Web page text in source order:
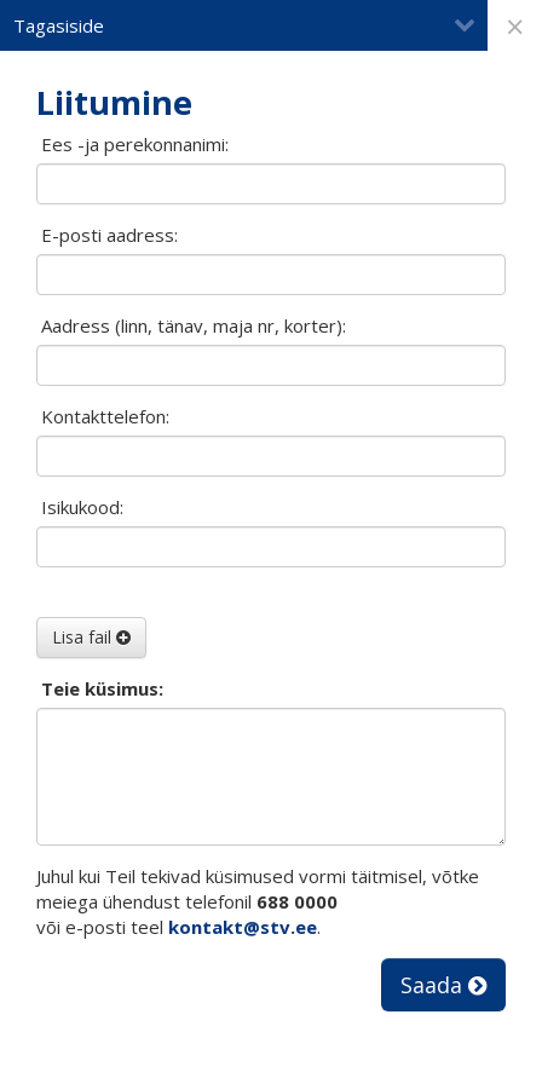
Tagasiside
×
Liitumine
Ees -ja perekonnanimi:
E-posti aadress:
Aadress (linn, tänav, maja nr, korter):
Kontakttelefon:
Isikukood:
Lisa fail
Teie küsimus:
Juhul kui Teil tekivad küsimused vormi täitmisel, võtke
meiega ühendust telefonil 688 0000
või e-posti teel kontakt@stv.ee.
Saada